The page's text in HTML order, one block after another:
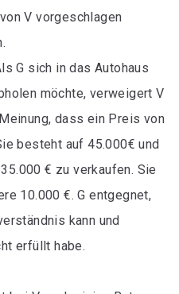
V vorgeschlagen
G sich in das Autohaus
möchte, verweigert V
dass ein Preis von
besteht auf 45.000€ und
€ zu verkaufen. Sie
10.000 €. G entgegnet,
kann und
erfüllt habe.